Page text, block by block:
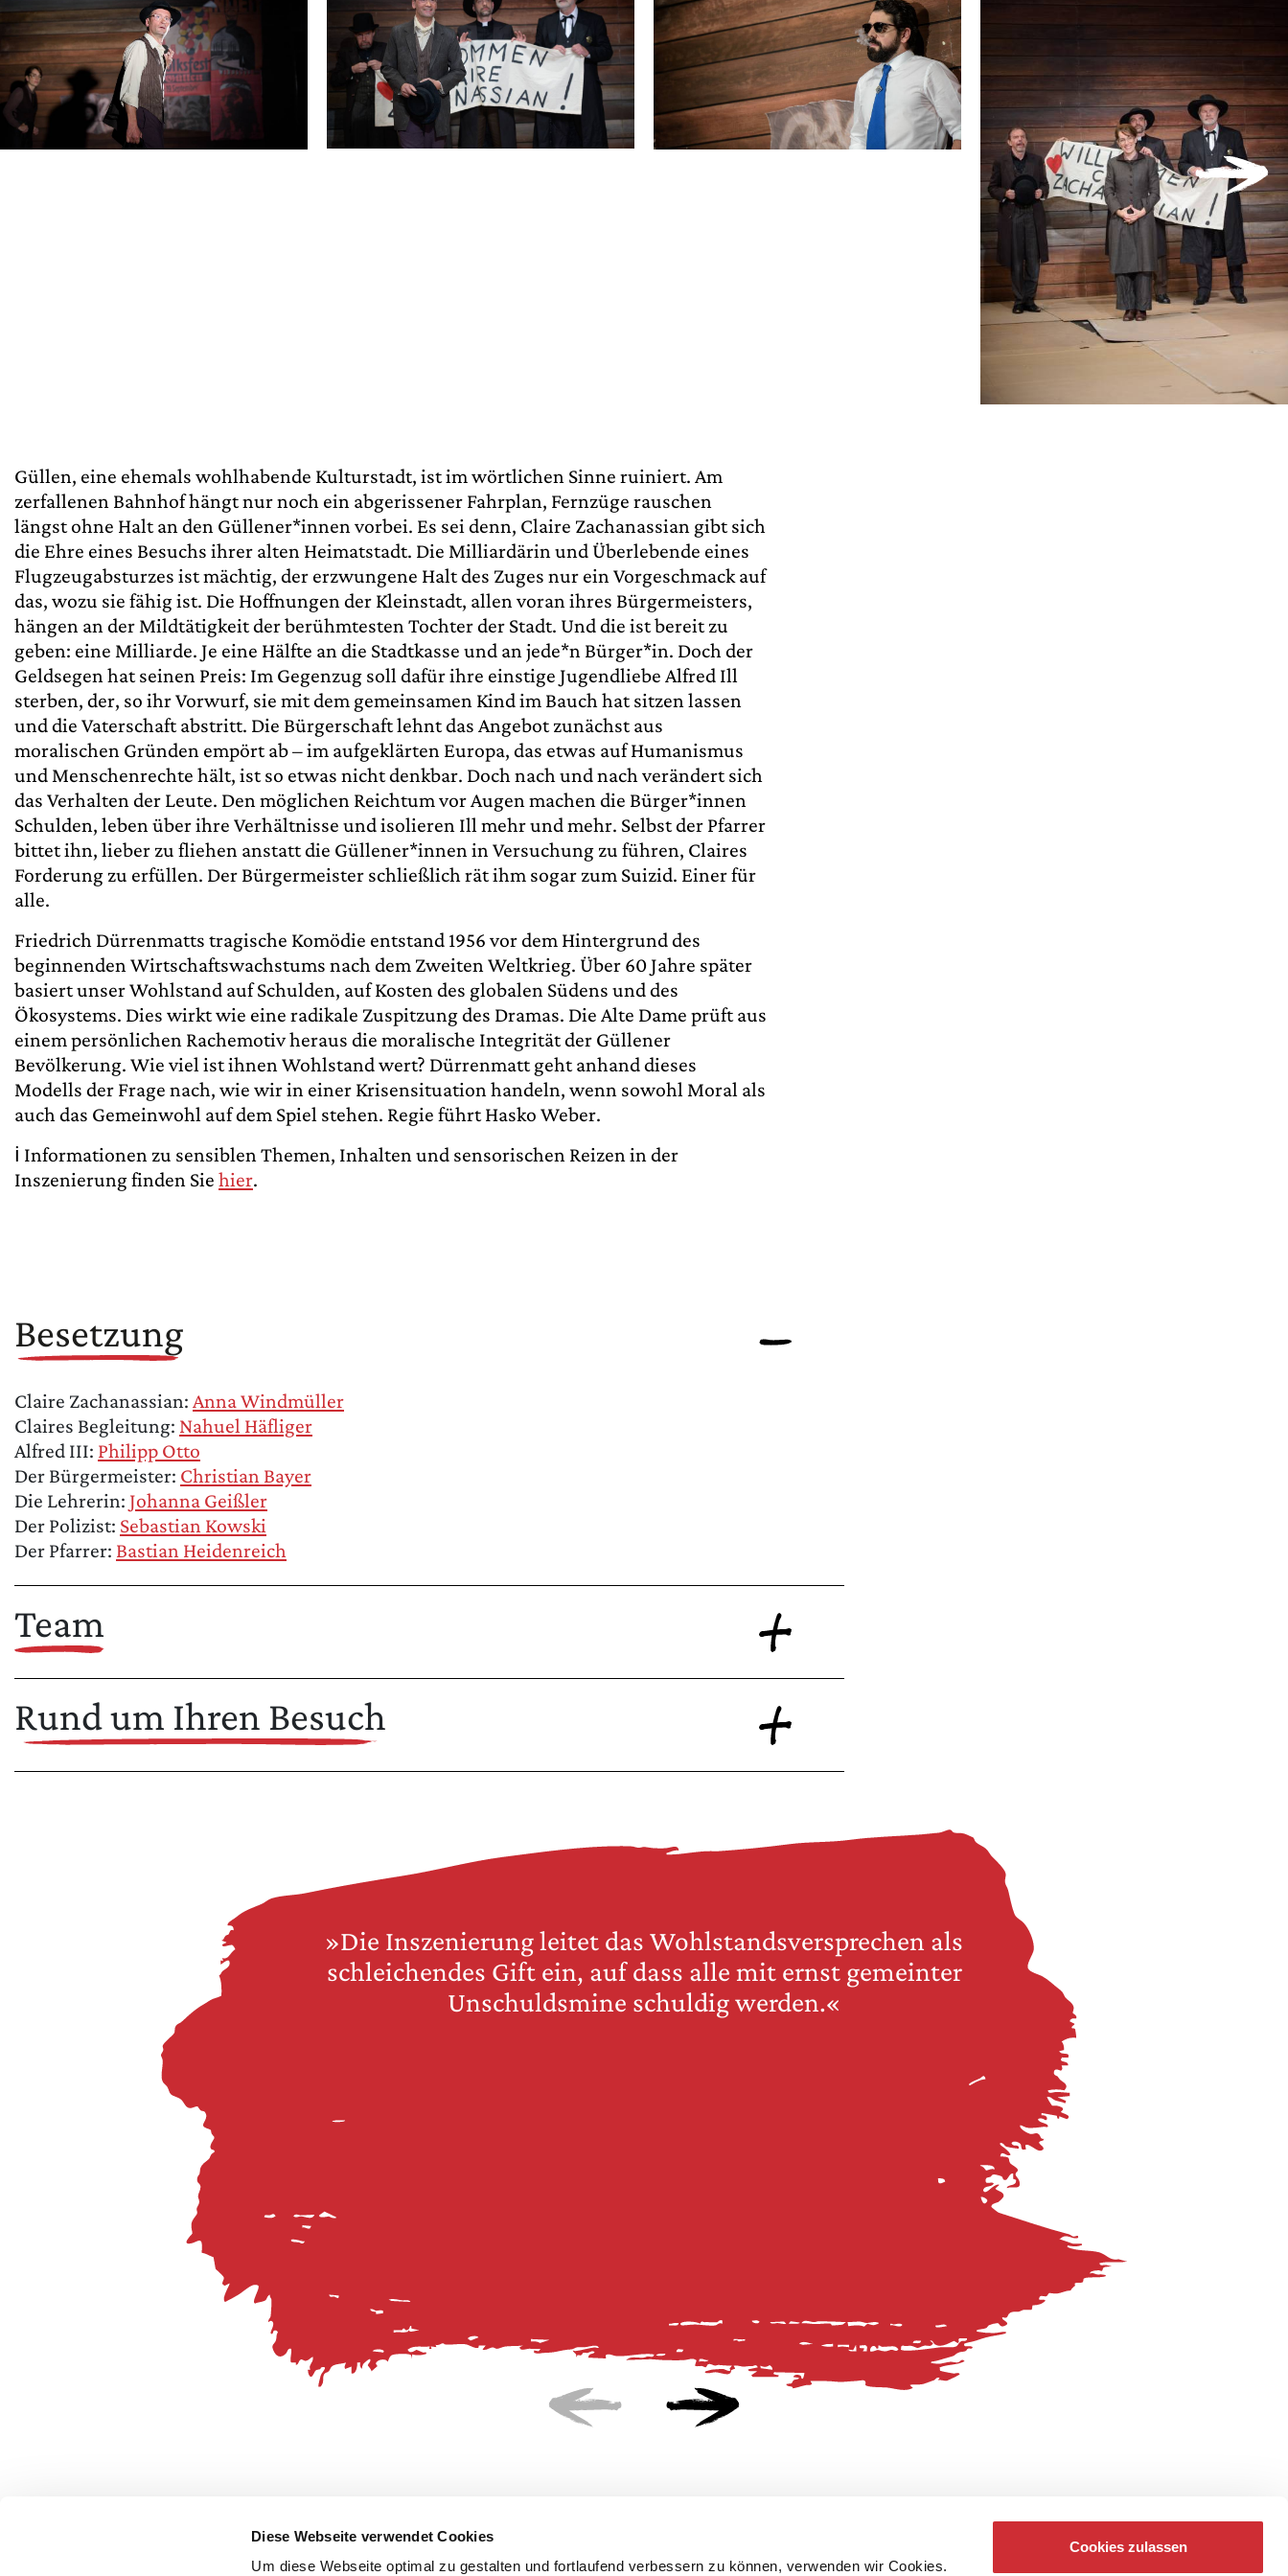
Diese Webseite verwendet Cookies
Um diese Webseite optimal zu gestalten und fortlaufend verbessern zu können, verwenden wir Cookies.
Cookies zulassen
Güllen, eine ehemals wohlhabende Kulturstadt, ist im wörtlichen Sinne ruiniert. Am
zerfallenen Bahnhof hängt nur noch ein abgerissener Fahrplan, Fernzüge rauschen
längst ohne Halt an den Güllener*innen vorbei. Es sei denn, Claire Zachanassian gibt sich
die Ehre eines Besuchs ihrer alten Heimatstadt. Die Milliardärin und Überlebende eines
Flugzeugabsturzes ist mächtig, der erzwungene Halt des Zuges nur ein Vorgeschmack auf
das, wozu sie fähig ist. Die Hoffnungen der Kleinstadt, allen voran ihres Bürgermeisters,
hängen an der Mildtätigkeit der berühmtesten Tochter der Stadt. Und die ist bereit zu
geben: eine Milliarde. Je eine Hälfte an die Stadtkasse und an jede*n Bürger*in. Doch der
Geldsegen hat seinen Preis: Im Gegenzug soll dafür ihre einstige Jugendliebe Alfred Ill
sterben, der, so ihr Vorwurf, sie mit dem gemeinsamen Kind im Bauch hat sitzen lassen
und die Vaterschaft abstritt. Die Bürgerschaft lehnt das Angebot zunächst aus
moralischen Gründen empört ab – im aufgeklärten Europa, das etwas auf Humanismus
und Menschenrechte hält, ist so etwas nicht denkbar. Doch nach und nach verändert sich
das Verhalten der Leute. Den möglichen Reichtum vor Augen machen die Bürger*innen
Schulden, leben über ihre Verhältnisse und isolieren Ill mehr und mehr. Selbst der Pfarrer
bittet ihn, lieber zu fliehen anstatt die Güllener*innen in Versuchung zu führen, Claires
Forderung zu erfüllen. Der Bürgermeister schließlich rät ihm sogar zum Suizid. Einer für
alle.
Friedrich Dürrenmatts tragische Komödie entstand 1956 vor dem Hintergrund des
beginnenden Wirtschaftswachstums nach dem Zweiten Weltkrieg. Über 60 Jahre später
basiert unser Wohlstand auf Schulden, auf Kosten des globalen Südens und des
Ökosystems. Dies wirkt wie eine radikale Zuspitzung des Dramas. Die Alte Dame prüft aus
einem persönlichen Rachemotiv heraus die moralische Integrität der Güllener
Bevölkerung. Wie viel ist ihnen Wohlstand wert? Dürrenmatt geht anhand dieses
Modells der Frage nach, wie wir in einer Krisensituation handeln, wenn sowohl Moral als
auch das Gemeinwohl auf dem Spiel stehen. Regie führt Hasko Weber.
ℹ️ Informationen zu sensiblen Themen, Inhalten und sensorischen Reizen in der
Inszenierung finden Sie hier.
Besetzung
Claire Zachanassian: Anna Windmüller
Claires Begleitung: Nahuel Häfliger
Alfred III: Philipp Otto
Der Bürgermeister: Christian Bayer
Die Lehrerin: Johanna Geißler
Der Polizist: Sebastian Kowski
Der Pfarrer: Bastian Heidenreich
Team
Rund um Ihren Besuch
»Die Inszenierung leitet das Wohlstandsversprechen als
schleichendes Gift ein, auf dass alle mit ernst gemeinter
Unschuldsmine schuldig werden.«